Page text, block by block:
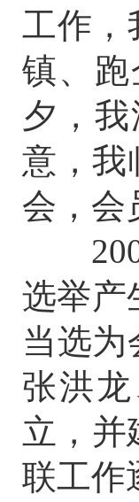
工作，
镇、
夕，
意，我
会，会
2001
选举产
当选
张洪
立，并
联工作